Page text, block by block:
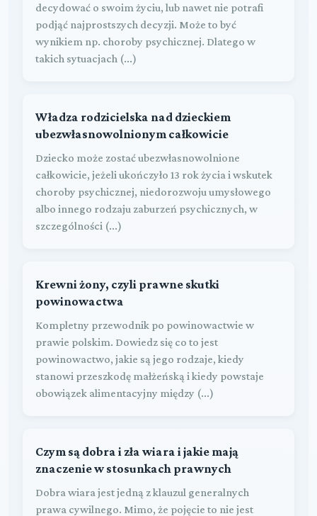
decydować o swoim życiu, lub nawet nie potrafi
podjąć najprostszych decyzji. Może to być
wynikiem np. choroby psychicznej. Dlatego w
takich sytuacjach (...)
Władza rodzicielska nad dzieckiem
ubezwłasnowolnionym całkowicie
Dziecko może zostać ubezwłasnowolnione
całkowicie, jeżeli ukończyło 13 rok życia i wskutek
choroby psychicznej, niedorozwoju umysłowego
albo innego rodzaju zaburzeń psychicznych, w
szczególności (...)
Krewni żony, czyli prawne skutki
powinowactwa
Kompletny przewodnik po powinowactwie w
prawie polskim. Dowiedz się co to jest
powinowactwo, jakie są jego rodzaje, kiedy
stanowi przeszkodę małżeńską i kiedy powstaje
obowiązek alimentacyjny między (...)
Czym są dobra i zła wiara i jakie mają
znaczenie w stosunkach prawnych
Dobra wiara jest jedną z klauzul generalnych
prawa cywilnego. Mimo, że pojęcie to nie jest